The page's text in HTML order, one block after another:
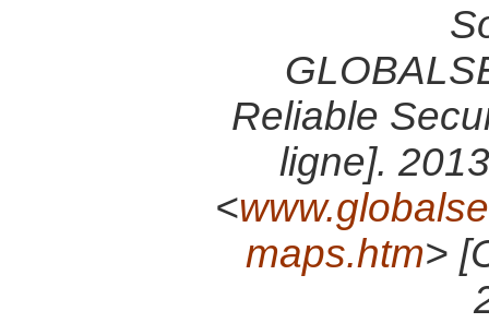
Reliable
ligne].
<
maps.htm>